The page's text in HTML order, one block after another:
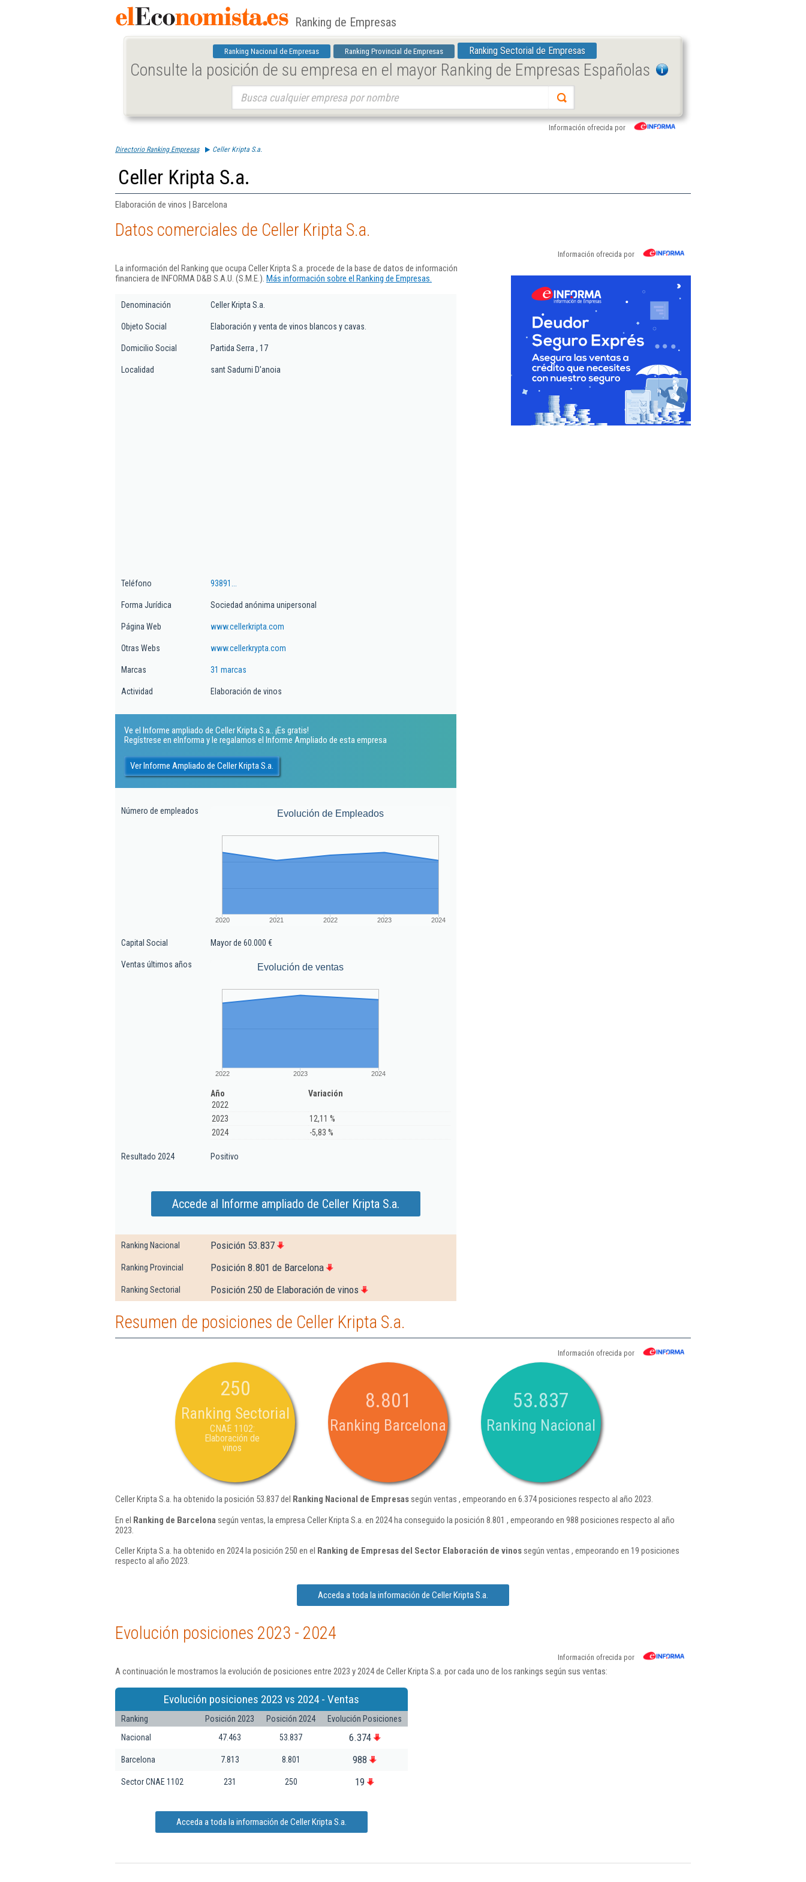
Ranking de Empresas
Ranking Nacional de Empresas Ranking Provincial de Empresas Ranking Sectorial de Empresas
Consulte la posición de su empresa en el mayor Ranking de Empresas Españolas
Información ofrecida por
Directorio Ranking Empresas Celler Kripta S.a.
Celler Kripta S.a.
Elaboración de vinos | Barcelona
Datos comerciales de Celler Kripta S.a.
Información ofrecida por
La información del Ranking que ocupa Celler Kripta S.a. procede de la base de datos de información
financiera de INFORMA D&B S.A.U. (S.M.E.). Más información sobre el Ranking de Empresas.
Denominación Celler Kripta S.a.
Objeto Social Elaboración y venta de vinos blancos y cavas.
Domicilio Social Partida Serra , 17
Localidad sant Sadurni D'anoia
Teléfono 93891...
Forma Jurídica Sociedad anónima unipersonal
Página Web www.cellerkripta.com
Otras Webs www.cellerkrypta.com
Marcas 31 marcas
Actividad Elaboración de vinos
Ve el Informe ampliado de Celler Kripta S.a.. ¡Es gratis!
Regístrese en eInforma y le regalamos el Informe Ampliado de esta empresa
Ver Informe Ampliado de Celler Kripta S.a.
Número de empleados Evolución de Empleados
2020 2021 2022 2023 2024
Capital Social Mayor de 60.000 €
Ventas últimos años Evolución de ventas
2022 2023 2024
Año
Variación
2022
2023
12,11 %
2024
-5,83 %
Resultado 2024 Positivo
Accede al Informe ampliado de Celler Kripta S.a.
Ranking Nacional Posición 53.837
Ranking Provincial Posición 8.801 de Barcelona
Ranking Sectorial Posición 250 de Elaboración de vinos
Resumen de posiciones de Celler Kripta S.a.
Información ofrecida por
250
Ranking Sectorial
CNAE 1102:
Elaboración de
vinos
8.801
Ranking Barcelona
53.837
Ranking Nacional
Celler Kripta S.a. ha obtenido la posición 53.837 del Ranking Nacional de Empresassegún ventas , empeorando en 6.374 posiciones respecto al año 2023.
En el Ranking de Barcelona según ventas, la empresa Celler Kripta S.a. en 2024 ha conseguido la posición 8.801 , empeorando en 988 posiciones respecto al año
2023.
Celler Kripta S.a. ha obtenido en 2024 la posición 250 en el Ranking de Empresas del Sector Elaboración de vinossegún ventas , empeorando en 19 posiciones
respecto al año 2023.
Acceda a toda la información de Celler Kripta S.a.
Evolución posiciones 2023 - 2024
Información ofrecida por
A continuación le mostramos la evolución de posiciones entre 2023 y 2024 de Celler Kripta S.a. por cada uno de los rankings según sus ventas:
Evolución posiciones 2023 vs 2024 - Ventas
Ranking Posición 2023 Posición 2024
Evolución Posiciones
Nacional
47.463 53.837 6.374
Barcelona 7.813 8.801 988
Sector CNAE 1102 231 250 19
Acceda a toda la información de Celler Kripta S.a.